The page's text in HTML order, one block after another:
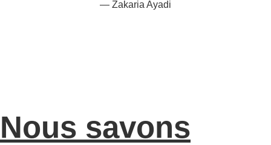
— Zakaria Ayadi
Nous savons